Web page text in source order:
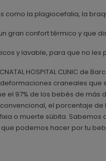
como la plagiocefalia, la
gran confort térmico y que
y lavable, para que no
HOSPITAL CLINIC
craneales que
el 97% de los bebés de
el porcentaje
o muerte súbita.
podemos hacer por tu